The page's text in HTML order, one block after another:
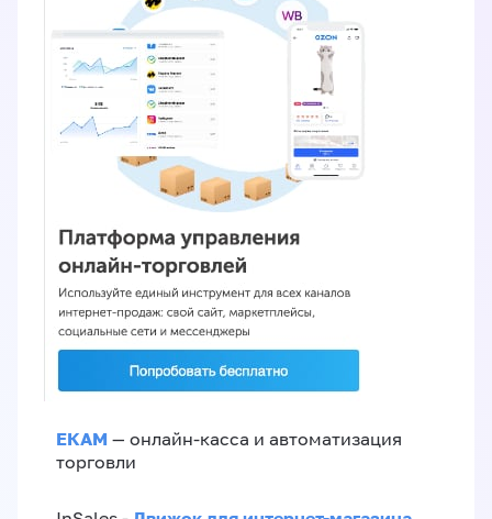
ЕКАМ — онлайн-касса и автоматизация
торговли